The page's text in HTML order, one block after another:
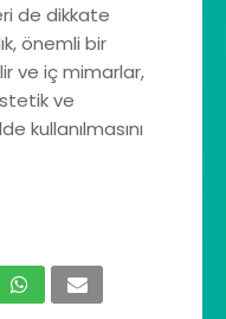
de dikkate
önemli bir
ve iç mimarlar,
ve
kullanılmasını